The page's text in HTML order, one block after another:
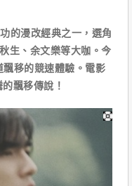
的漫改經典之一，選角
生、余文樂等大咖。今
移的競速體驗。電影
飄移傳說！